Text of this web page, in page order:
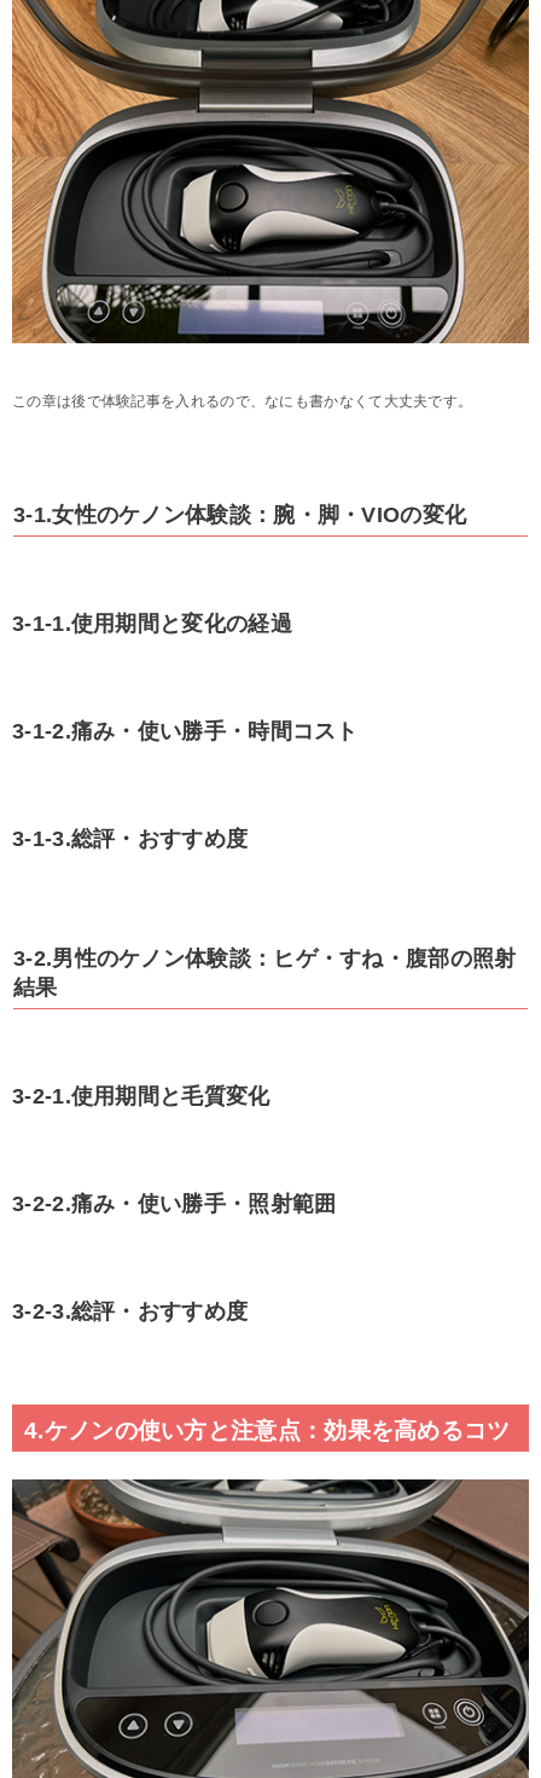
この章は後で体験記事を入れるので、なにも書かなくて大丈夫です。
3-1.女性のケノン体験談：腕・脚・VIOの変化
3-1-1.使用期間と変化の経過
3-1-2.痛み・使い勝手・時間コスト
3-1-3.総評・おすすめ度
3-2.男性のケノン体験談：ヒゲ・すね・腹部の照射
結果
3-2-1.使用期間と毛質変化
3-2-2.痛み・使い勝手・照射範囲
3-2-3.総評・おすすめ度
4.ケノンの使い方と注意点：効果を高めるコツ